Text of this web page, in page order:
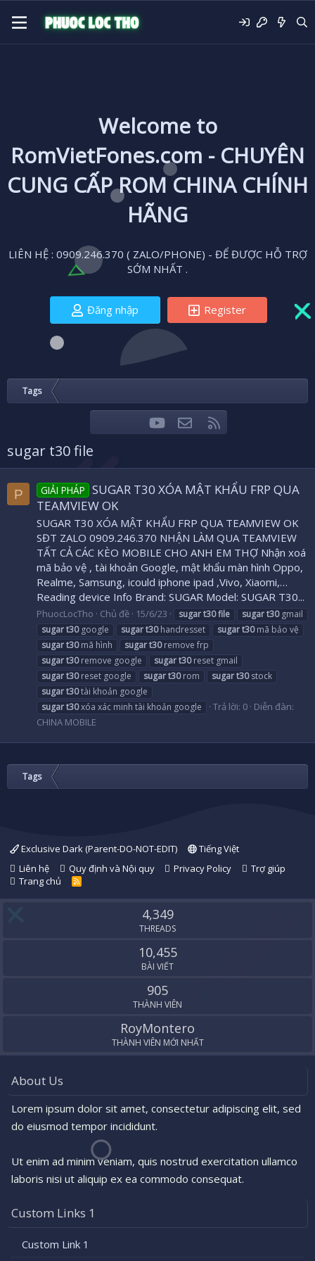
Welcome to
RomVietFones.com - CHUYÊN
CUNG CẤP ROM CHINA CHÍNH
HÃNG
LIÊN HỆ : 0909.246.370 ( ZALO/PHONE) - ĐỂ ĐƯỢC HỖ TRỢ
SỚM NHẤT .
Đăng nhập Register
Tags
FacebookTwitteryoutubeLiên hệ
sugar t30 file
P GIẢI PHÁP SUGAR T30 XÓA MẬT KHẨU FRP QUA
TEAMVIEW OK
SUGAR T30 XÓA MẬT KHẨU FRP QUA TEAMVIEW OK
SĐT ZALO 0909.246.370 NHẬN LÀM QUA TEAMVIEW
TẤT CẢ CÁC KÈO MOBILE CHO ANH EM THỢ Nhận xoá
mã bảo vệ , tài khoản Google, mật khẩu màn hình Oppo,
Realme, Samsung, icould iphone ipad ,Vivo, Xiaomi,…
Reading device Info Brand: SUGAR Model: SUGAR T30...
PhuocLocTho Chủ đề 15/6/23 sugart30file sugart30gmail
sugart30google sugart30handresset sugart30mã bảo vệ
sugart30mã hình sugart30remove frp
sugart30remove google sugart30reset gmail
sugart30reset google sugart30rom sugart30stock
sugart30tài khoản google
sugart30xóa xác minh tài khoản google Trả lời: 0 Diễn đàn:
CHINA MOBILE
Tags
Exclusive Dark (Parent-DO-NOT-EDIT)
Tiếng Việt
Liên hệ
Quy định và Nội quy Privacy Policy
Trợ giúp
Trang chủ
R
S
4,349
THREADS
10,455
BÀI VIẾT
905
THÀNH VIÊN
RoyMontero
THÀNH VIÊN MỚI NHẤT
About Us
Lorem ipsum dolor sit amet, consectetur adipiscing elit, sed
do eiusmod tempor incididunt.
Ut enim ad minim veniam, quis nostrud exercitation ullamco
laboris nisi ut aliquip ex ea commodo consequat.
Custom Links 1
Custom Link 1